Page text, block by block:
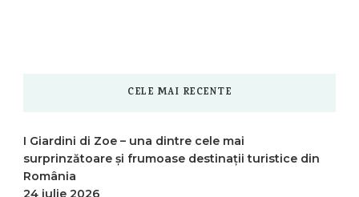
CELE MAI RECENTE
I Giardini di Zoe – una dintre cele mai
surprinzătoare și frumoase destinații turistice din
România
24 iulie 2026